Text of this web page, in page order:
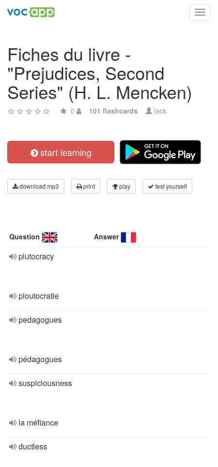
Fiches du livre -
"Prejudices, Second
Series" (H. L. Mencken)
0 101 flashcards lack
start learning
download mp3 print play test yourself
Question Answer
plutocracy
ploutocratie
pedagogues
pédagogues
suspiciousness
la méfiance
ductless